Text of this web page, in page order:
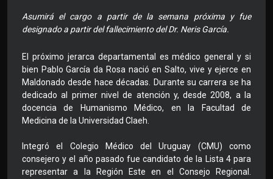
Asumirá el cargo a partir de la semana próxima y fue
designado a partir del fallecimiento del Dr. Neris García.
El próximo jerarca departamental es médico general y si
bien Pablo García da Rosa nació en Salto, vive y ejerce en
Maldonado desde hace décadas. Durante su carrera se ha
dedicado al primer nivel de atención y, desde 2008, a la
docencia de Humanismo Médico, en la Facultad de
Medicina de la Universidad Claeh.
Integró el Colegio Médico del Uruguay (CMU) como
consejero y el año pasado fue candidato de la Lista 4 para
representar a la Región Este en el Consejo Regional.